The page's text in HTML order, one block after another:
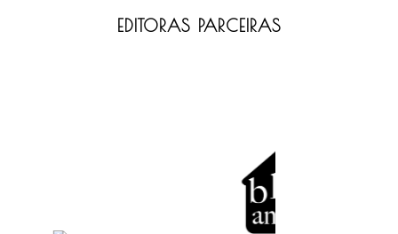
EDITORAS PARCEIRAS